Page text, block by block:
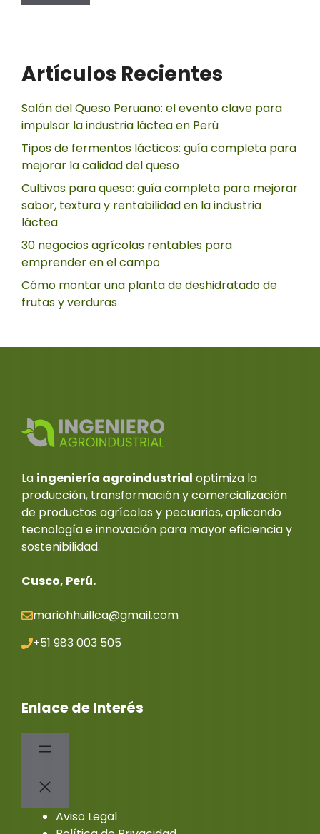
Artículos Recientes
Salón del Queso Peruano: el evento clave para
impulsar la industria láctea en Perú
Tipos de fermentos lácticos: guía completa para
mejorar la calidad del queso
Cultivos para queso: guía completa para mejorar
sabor, textura y rentabilidad en la industria
láctea
30 negocios agrícolas rentables para
emprender en el campo
Cómo montar una planta de deshidratado de
frutas y verduras
La ingeniería agroindustrial optimiza la
producción, transformación y comercialización
de productos agrícolas y pecuarios, aplicando
tecnología e innovación para mayor eficiencia y
sostenibilidad.
Cusco, Perú.
mariohhuillca@gmail.com
+51 983 003 505
Enlace de Interés
Aviso Legal